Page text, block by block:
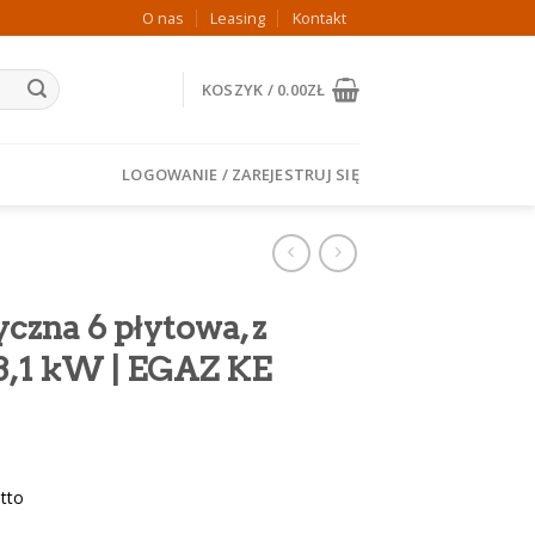
O nas Leasing Kontakt
KOSZYK / 0.00ZŁ
LOGOWANIE / ZAREJESTRUJ SIĘ
6 płytowa, z
kW | EGAZ KE